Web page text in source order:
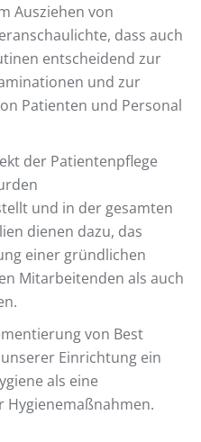
Ausziehen von
dass auch
entscheidend zur
und zur
Patienten und Personal
der Patientenpflege
und in der gesamten
dienen dazu, das
einer gründlichen
Mitarbeitenden als auch
von Best
Einrichtung ein
als eine
Hygienemaßnahmen.